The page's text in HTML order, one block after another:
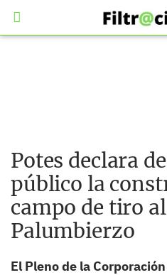
Potes declara
público la
campo de tiro
Palumbierzo
El Pleno de la